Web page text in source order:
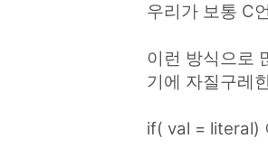
우리가 보통 C
이런 방식으로
기에 자질구레
if( val = literal)